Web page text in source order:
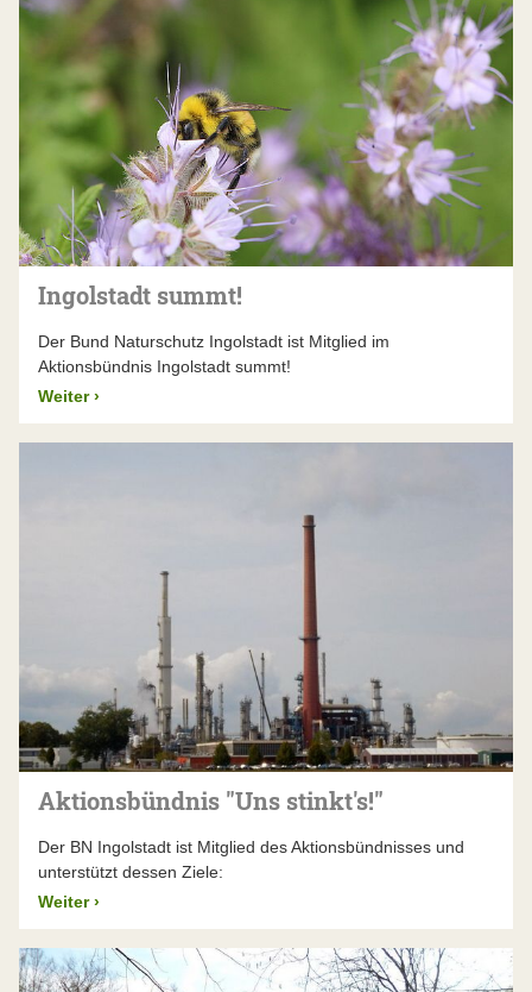
Ingolstadt summt!
Der Bund Naturschutz Ingolstadt ist Mitglied im
Aktionsbündnis Ingolstadt summt!
Weiter ›
Aktionsbündnis "Uns stinkt's!"
Der BN Ingolstadt ist Mitglied des Aktionsbündnisses und
unterstützt dessen Ziele:
Weiter ›